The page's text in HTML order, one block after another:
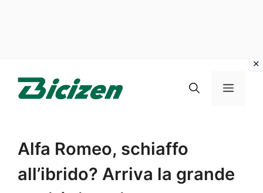
Menu
Alfa Romeo, schiaffo
all’ibrido? Arriva la grande